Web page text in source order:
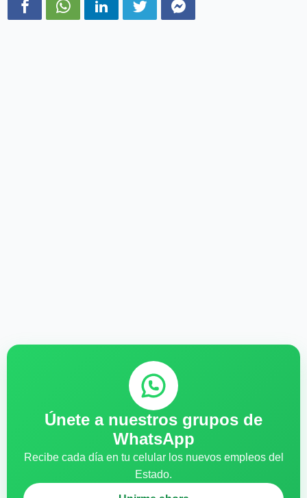
Únete a nuestros grupos de
WhatsApp
Recibe cada día en tu celular los nuevos empleos del
Estado.